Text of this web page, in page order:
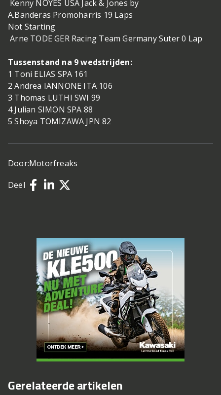
Kenny NOYES USA Jack & Jones by
A.Banderas Promoharris 19 Laps
Not Starting
Arne TODE GER Racing Team Germany Suter 0 Lap
Tussenstand na 9 wedstrijden:
1 Toni ELIAS SPA 161
2 Andrea IANNONE ITA 106
3 Thomas LUTHI SWI 99
4 Julian SIMON SPA 88
5 Shoya TOMIZAWA JPN 82
Door:Motorfreaks
Deel
Gerelateerde artikelen